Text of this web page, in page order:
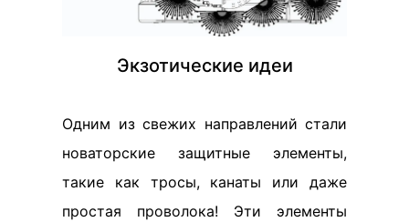
Экзотические идеи
Одним из свежих направлений стали
новаторские защитные элементы,
такие как тросы, канаты или даже
простая проволока! Эти элементы